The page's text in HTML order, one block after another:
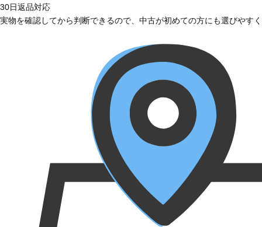
30日返品対応
実物を確認してから判断できるので、中古が初めての方にも選びやす